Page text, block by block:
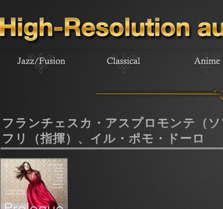
フランチェスカ・アスプロモンテ（
フリ（指揮）、イル・ポモ・ドーロ